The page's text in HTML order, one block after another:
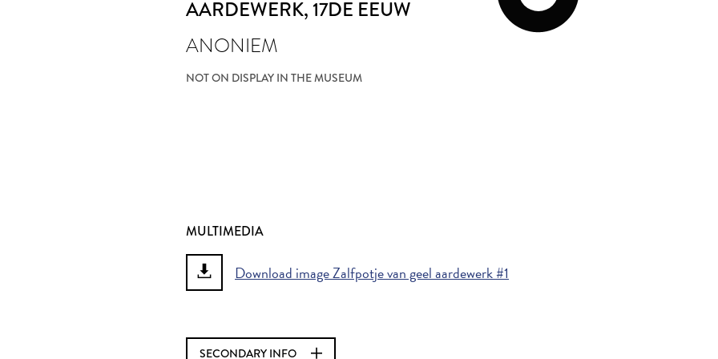
AARDEWERK, 17DE EEUW
ANONIEM
NOT ON DISPLAY IN THE MUSEUM
MULTIMEDIA
Download image Zalfpotje van geel aardewerk #1
SECONDARY INFO